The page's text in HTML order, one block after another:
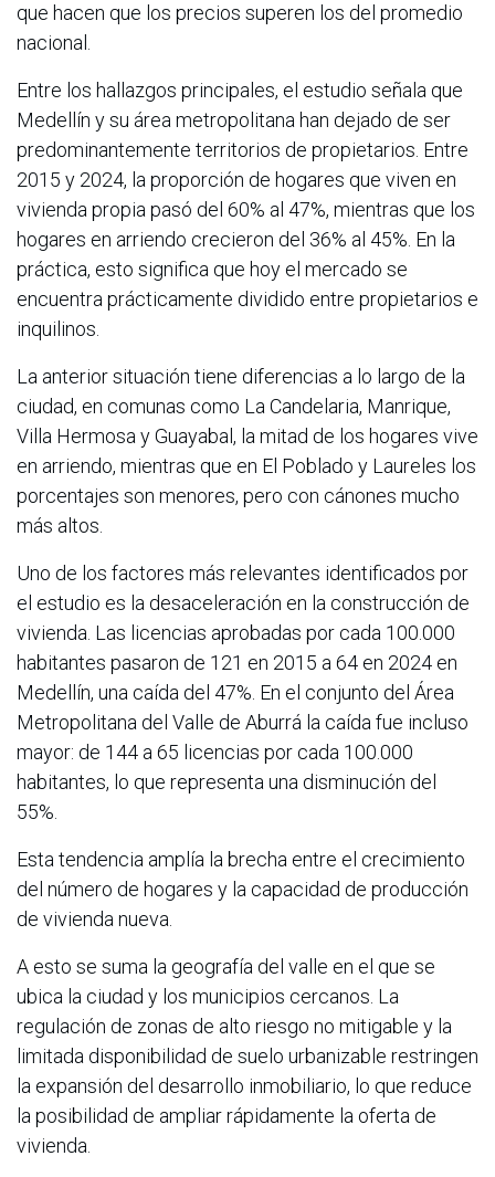
que hacen que los precios superen los del promedio
nacional.
Entre los hallazgos principales, el estudio señala que
Medellín y su área metropolitana han dejado de ser
predominantemente territorios de propietarios. Entre
2015 y 2024, la proporción de hogares que viven en
vivienda propia pasó del 60% al 47%, mientras que los
hogares en arriendo crecieron del 36% al 45%. En la
práctica, esto significa que hoy el mercado se
encuentra prácticamente dividido entre propietarios e
inquilinos.
La anterior situación tiene diferencias a lo largo de la
ciudad, en comunas como La Candelaria, Manrique,
Villa Hermosa y Guayabal, la mitad de los hogares vive
en arriendo, mientras que en El Poblado y Laureles los
porcentajes son menores, pero con cánones mucho
más altos.
Uno de los factores más relevantes identificados por
el estudio es la desaceleración en la construcción de
vivienda. Las licencias aprobadas por cada 100.000
habitantes pasaron de 121 en 2015 a 64 en 2024 en
Medellín, una caída del 47%. En el conjunto del Área
Metropolitana del Valle de Aburrá la caída fue incluso
mayor: de 144 a 65 licencias por cada 100.000
habitantes, lo que representa una disminución del
55%.
Esta tendencia amplía la brecha entre el crecimiento
del número de hogares y la capacidad de producción
de vivienda nueva.
A esto se suma la geografía del valle en el que se
ubica la ciudad y los municipios cercanos. La
regulación de zonas de alto riesgo no mitigable y la
limitada disponibilidad de suelo urbanizable restringen
la expansión del desarrollo inmobiliario, lo que reduce
la posibilidad de ampliar rápidamente la oferta de
vivienda.